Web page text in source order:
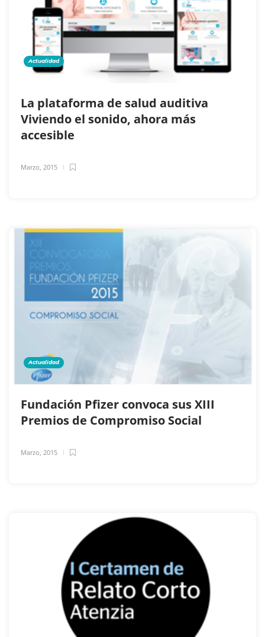
Actualidad
La plataforma de salud auditiva
Viviendo el sonido, ahora más
accesible
Marzo, 2015
Actualidad
Fundación Pfizer convoca sus XIII
Premios de Compromiso Social
Marzo, 2015